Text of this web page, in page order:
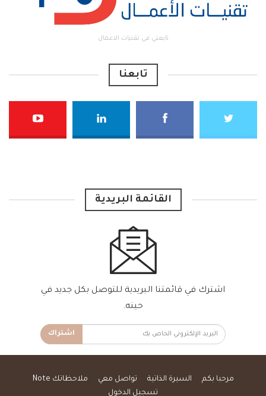
تابعني في تقنيات الاعمال
تابعنا
القائمة البريدية
اشترك في قائمتنا البريدية للتوصل بكل جديد في
حينه.
اشتراك
مرحبا بكم السيرة الذاتية تواصل معي
ملاحظاتك Note
تسجيل الدخول